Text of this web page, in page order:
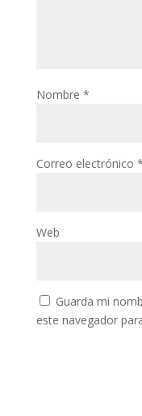
Nombre *
Correo electrónico *
Web
Guarda mi
este navegador